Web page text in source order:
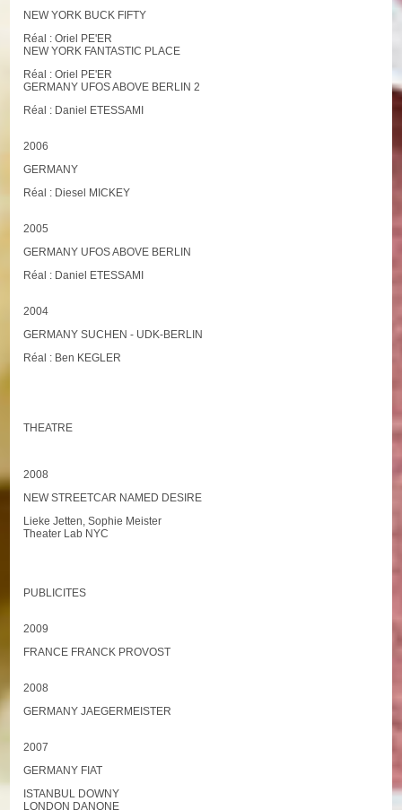
NEW YORK BUCK FIFTY
Réal : Oriel PE'ER
NEW YORK FANTASTIC PLACE
Réal : Oriel PE'ER
GERMANY UFOS ABOVE BERLIN 2
Réal : Daniel ETESSAMI
2006
GERMANY
Réal : Diesel MICKEY
2005
GERMANY UFOS ABOVE BERLIN
Réal : Daniel ETESSAMI
2004
GERMANY SUCHEN - UDK-BERLIN
Réal : Ben KEGLER
THEATRE
2008
NEW STREETCAR NAMED DESIRE
Lieke Jetten, Sophie Meister
Theater Lab NYC
PUBLICITES
2009
FRANCE FRANCK PROVOST
2008
GERMANY JAEGERMEISTER
2007
GERMANY FIAT
ISTANBUL DOWNY
LONDON DANONE